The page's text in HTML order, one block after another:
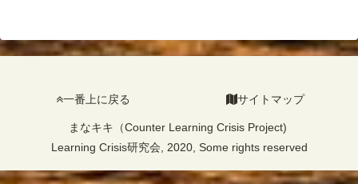
一番上に戻る サイトマップ
まなキキ（Counter Learning Crisis Project)
Learning Crisis研究会, 2020, Some rights reserved